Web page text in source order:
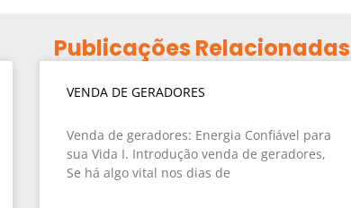
Publicações Relacionadas
VENDA DE GERADORES
Venda de geradores: Energia Confiável para
sua Vida I. Introdução venda de geradores,
Se há algo vital nos dias de